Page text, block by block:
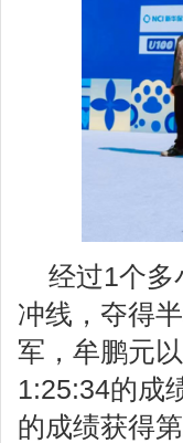
经过1个多
冲线，夺得
军，牟鹏元
1:25:34的成
的成绩获得